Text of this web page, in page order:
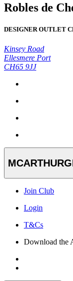
Robles de
DESIGNER OUTLET
Kinsey Road
Ellesmere Port
CH65 9JJ
Join Club
Login
T&Cs
Download the